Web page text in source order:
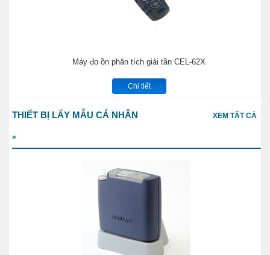
Máy đo ồn phân tích giải tần CEL-62X
Chi tiết
THIẾT BỊ LẤY MẪU CÁ NHÂN XEM TẤT CẢ
»